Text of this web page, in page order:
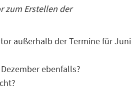
zum Erstellen der
außerhalb der Termine für Juni
ebenfalls?